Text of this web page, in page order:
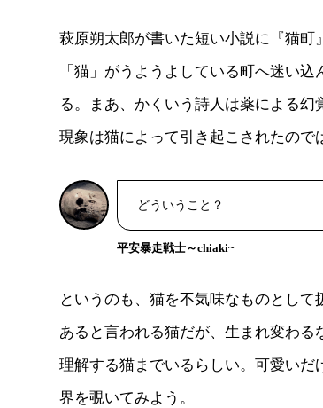
萩原朔太郎が書いた短い小説に『猫
「猫」がうようよしている町へ迷い
る。まあ、かくいう詩人は薬による
現象は猫によって引き起こされたので
どういうこと？
平安暴走戦士～chiaki~
というのも、猫を不気味なものとし
あると言われる猫だが、生まれ変わ
理解する猫までいるらしい。可愛い
界を覗いてみよう。